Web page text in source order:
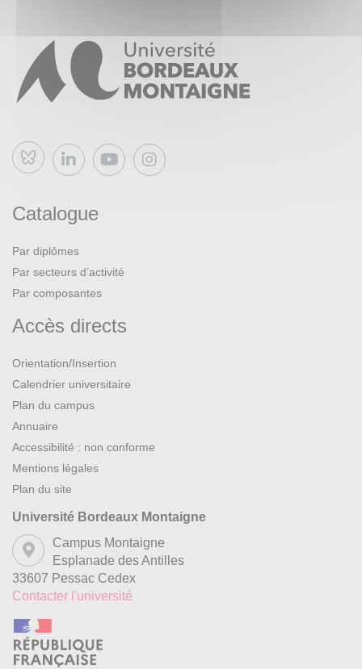
Bluesky
Catalogue
Par diplômes
Par secteurs d’activité
Par composantes
Accès directs
Orientation/Insertion
Calendrier universitaire
Plan du campus
Annuaire
Accessibilité : non conforme
Mentions légales
Plan du site
Université Bordeaux Montaigne
Campus Montaigne
Esplanade des Antilles
33607 Pessac Cedex
Contacter l'université